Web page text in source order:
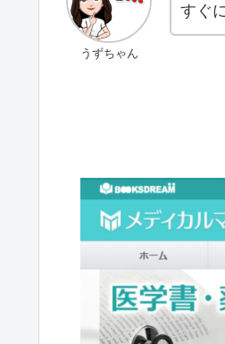
うずちゃん
すぐ